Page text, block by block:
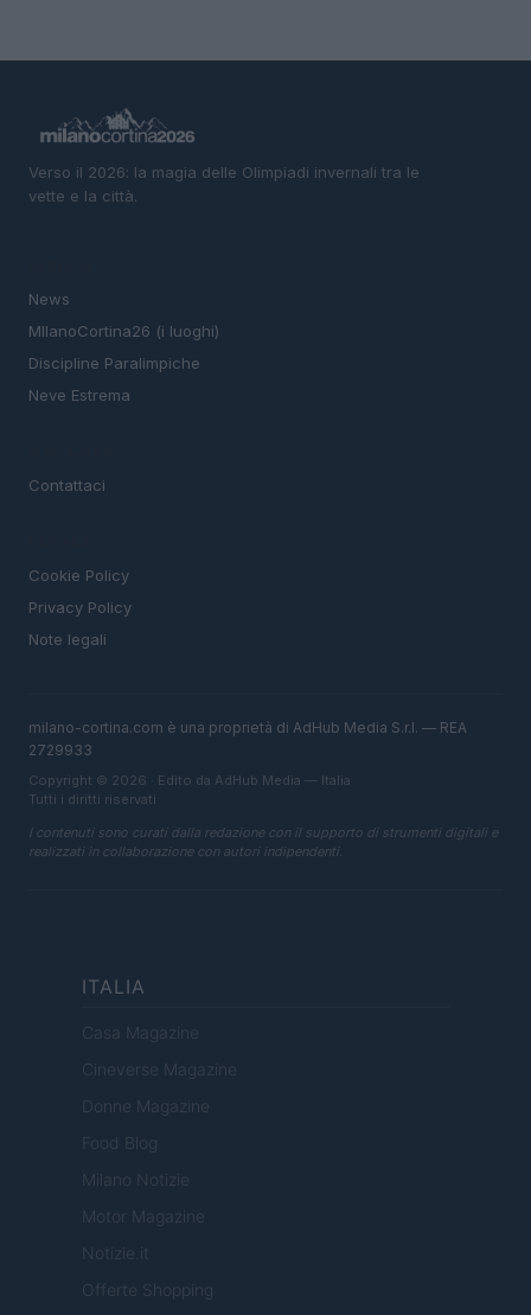
Verso il 2026: la magia delle Olimpiadi invernali tra le
vette e la città.
News
MIlanoCortina26 (i luoghi)
Discipline Paralimpiche
Neve Estrema
Contattaci
Cookie Policy
Privacy Policy
Note legali
milano-cortina.com è una proprietà di AdHub Media S.r.l. — REA
2729933
Copyright © 2026 · Edito da AdHub Media — Italia
Tutti i diritti riservati
I contenuti sono curati dalla redazione con il supporto di strumenti digitali e
realizzati in collaborazione con autori indipendenti.
ITALIA
Casa Magazine
Cineverse Magazine
Donne Magazine
Food Blog
Milano Notizie
Motor Magazine
Notizie.it
Offerte Shopping